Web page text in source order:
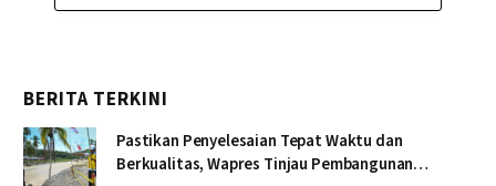
BERITA TERKINI
Pastikan Penyelesaian Tepat Waktu dan
Berkualitas, Wapres Tinjau Pembangunan